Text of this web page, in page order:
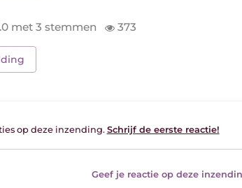
met 3 stemmen 373
op deze inzending. Schrijf de eerste reactie!
Geef je reactie op deze